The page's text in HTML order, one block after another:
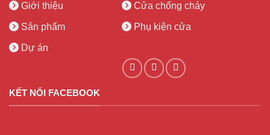
Giới thiệu
Sản phẩm
Dự án
Cửa chống cháy
Phụ kiện cửa
KẾT NỐI FACEBOOK